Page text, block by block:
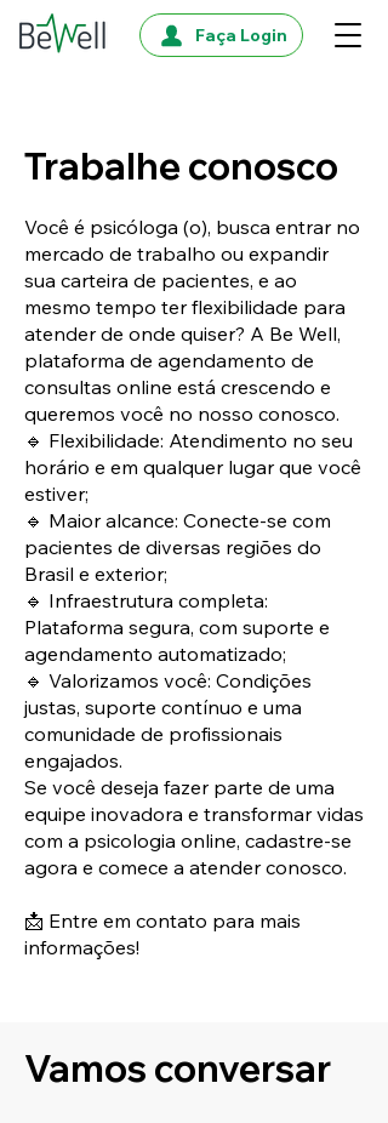
Faça Login
Trabalhe conosco
Você é psicóloga (o), busca entrar no
mercado de trabalho ou expandir
sua carteira de pacientes, e ao
mesmo tempo ter flexibilidade para
atender de onde quiser? A Be Well,
plataforma de agendamento de
consultas online está crescendo e
queremos você no nosso conosco.
🔹 Flexibilidade: Atendimento no seu
horário e em qualquer lugar que você
estiver;
🔹 Maior alcance: Conecte-se com
pacientes de diversas regiões do
Brasil e exterior;
🔹 Infraestrutura completa:
Plataforma segura, com suporte e
agendamento automatizado;
🔹 Valorizamos você: Condições
justas, suporte contínuo e uma
comunidade de profissionais
engajados.
Se você deseja fazer parte de uma
equipe inovadora e transformar vidas
com a psicologia online, cadastre-se
agora e comece a atender conosco.
📩 Entre em contato para mais
informações!
Vamos conversar